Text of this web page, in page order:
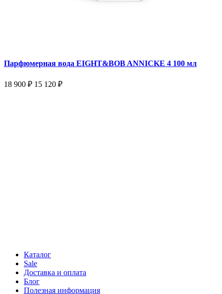
Парфюмерная вода EIGHT&BOB ANNICKE 4 100 мл
18 900 ₽ 15 120 ₽
Каталог
Sale
Доставка и оплата
Блог
Полезная информация